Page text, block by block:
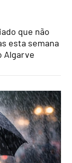
que não
esta semana
Algarve